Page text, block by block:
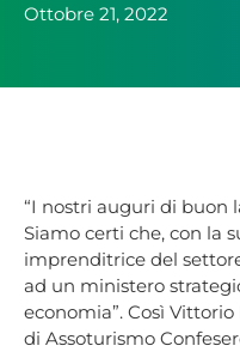
Ottobre 21, 2022
“I nostri auguri di buon
Siamo certi che, con la
imprenditrice del
ad un ministero
economia”. Così Vittorio
di Assoturismo